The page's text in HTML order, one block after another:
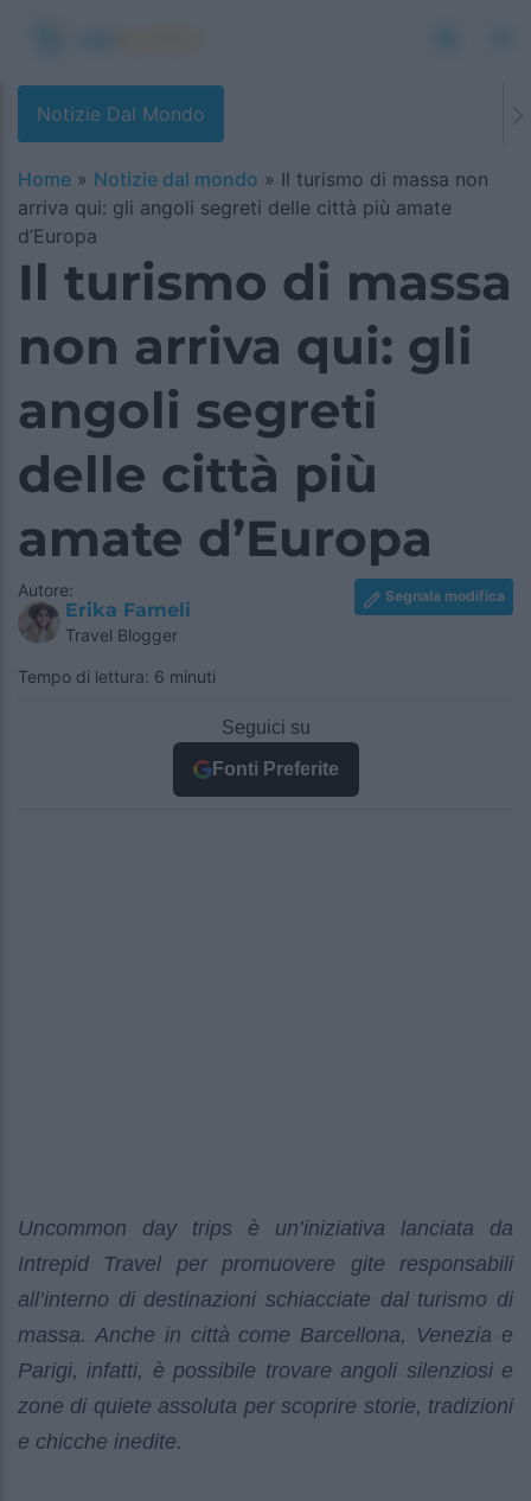
Notizie Dal Mondo
Home » Notizie dal mondo » Il turismo di massa non
arriva qui: gli angoli segreti delle città più amate
d’Europa
Il turismo di massa
non arriva qui: gli
angoli segreti
delle città più
amate d’Europa
Autore:
Erika Fameli
Travel Blogger
Segnala modifica
Tempo di lettura: 6 minuti
Seguici su
Fonti Preferite
Uncommon day trips è un’iniziativa lanciata da
Intrepid Travel per promuovere gite responsabili
all’interno di destinazioni schiacciate dal turismo di
massa. Anche in città come Barcellona, Venezia e
Parigi, infatti, è possibile trovare angoli silenziosi e
zone di quiete assoluta per scoprire storie, tradizioni
e chicche inedite.